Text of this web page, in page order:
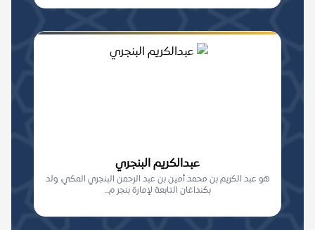
عبدالكريم البنجري
هو عبد الكريم بن محمد أمين بن عبد الرحمن البنجري المكي، ولد
بكنداغان التابعة لإمارة بنجر م...